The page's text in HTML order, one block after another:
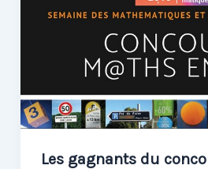
numérique
pour
la
de
Les gagnants du